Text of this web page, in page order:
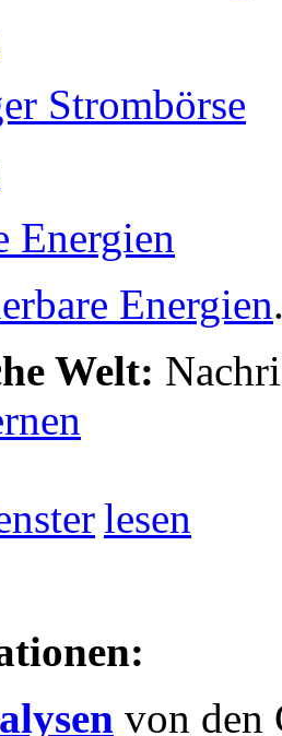
Strombörse
Energien
Energien
Welt:
lesen
von den